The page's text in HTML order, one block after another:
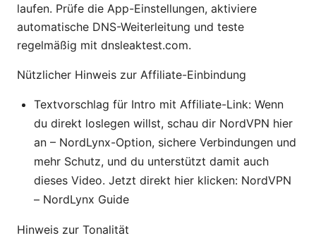
laufen. Prüfe die App-Einstellungen, aktiviere
automatische DNS-Weiterleitung und teste
regelmäßig mit dnsleaktest.com.
Nützlicher Hinweis zur Affiliate-Einbindung
Textvorschlag für Intro mit Affiliate-Link: Wenn
du direkt loslegen willst, schau dir NordVPN hier
an – NordLynx-Option, sichere Verbindungen und
mehr Schutz, und du unterstützt damit auch
dieses Video. Jetzt direkt hier klicken: NordVPN
– NordLynx Guide
Hinweis zur Tonalität